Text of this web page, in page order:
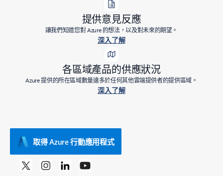
提供意見反應
讓我們知道您對 Azure 的想法，以及對未來的期望。
深入了解
各區域產品的供應狀況
Azure 提供的所在區域數量遠多於任何其他雲端提供者的提供區域。
深入了解
取得 Azure 行動應用程式